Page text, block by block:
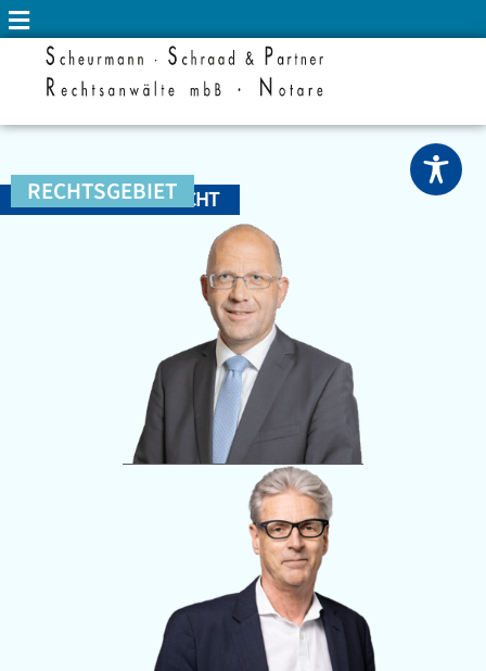
RECHTSGEBIET
VERSICHERUNGSRECHT